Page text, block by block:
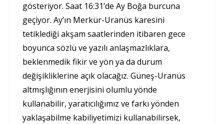
gösteriyor. Saat 16:31’de Ay Boğa burcuna
geçiyor. Ay’ın Merkür-Uranüs karesini
tetiklediği akşam saatlerinden itibaren gece
boyunca sözlü ve yazılı anlaşmazlıklara,
beklenmedik fikir ve yön ya da durum
değişikliklerine açık olacağız. Güneş-Uranüs
altmışlığının enerjisini olumlu yönde
kullanabilir, yaratıcılığımız ve farkı yönden
yaklaşabilme kabiliyetimizi kullanabilirsek,